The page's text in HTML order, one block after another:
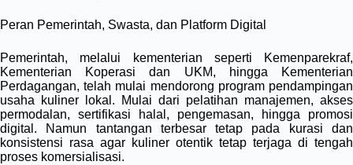
Peran Pemerintah, Swasta, dan Platform Digital
Pemerintah, melalui kementerian seperti Kemenparekraf,
Kementerian Koperasi dan UKM, hingga Kementerian
Perdagangan, telah mulai mendorong program pendampingan
usaha kuliner lokal. Mulai dari pelatihan manajemen, akses
permodalan, sertifikasi halal, pengemasan, hingga promosi
digital. Namun tantangan terbesar tetap pada kurasi dan
konsistensi rasa agar kuliner otentik tetap terjaga di tengah
proses komersialisasi.